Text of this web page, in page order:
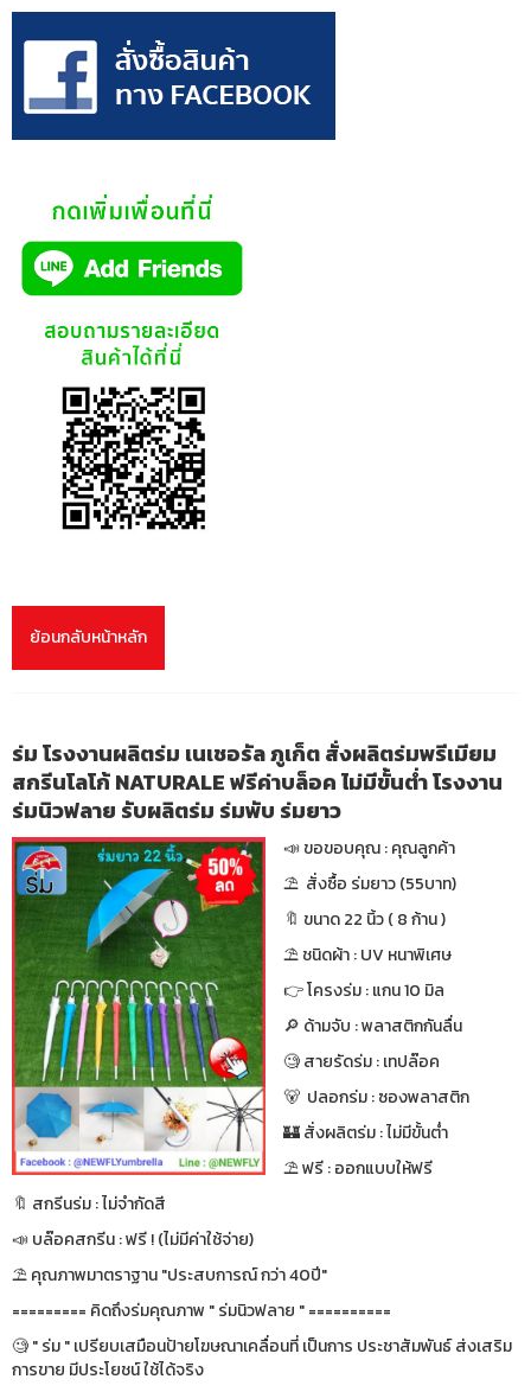
ย้อนกลับหน้าหลัก
ร่ม โรงงานผลิตร่ม เนเชอรัล ภูเก็ต สั่งผลิตร่มพรีเมียม
สกรีนโลโก้ NATURALE ฟรีค่าบล็อค ไม่มีขั้นต่ำ โรงงาน
ร่มนิวฟลาย รับผลิตร่ม ร่มพับ ร่มยาว
📣 ขอขอบคุณ : คุณลูกค้า
⛱ สั่งซื้อ ร่มยาว (55บาท)
🔖 ขนาด 22 นิ้ว ( 8 ก้าน )
⛱ ชนิดผ้า : UV หนาพิเศษ
👉 โครงร่ม : แกน 10 มิล
🔎 ด้ามจับ : พลาสติกกันลื่น
🧐 สายรัดร่ม : เทปล๊อค
🐻 ปลอกร่ม : ซองพลาสติก
🏰 สั่งผลิตร่ม : ไม่มีขั้นต่ำ
⛱ ฟรี : ออกแบบให้ฟรี
🔖 สกรีนร่ม : ไม่จำกัดสี
📣 บล๊อคสกรีน : ฟรี ! (ไม่มีค่าใช้จ่าย)
⛱ คุณภาพมาตราฐาน "ประสบการณ์ กว่า 40ปี"
========= คิดถึงร่มคุณภาพ " ร่มนิวฟลาย " ==========
🧐 " ร่ม " เปรียบเสมือนป้ายโฆษณาเคลื่อนที่ เป็นการ ประชาสัมพันธ์ ส่งเสริม
การขาย มีประโยชน์ ใช้ได้จริง